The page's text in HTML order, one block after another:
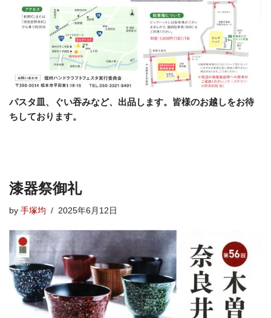
パスタ皿、ぐい吞みなど、出品します。皆様のお越しをお待
ちしております。
漆器祭御礼
by 手塚均 2025年6月12日